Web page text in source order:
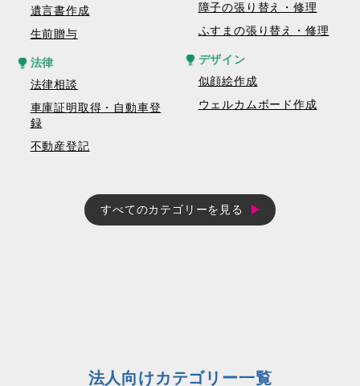
遺言書作成
生前贈与
法律
法律相談
車庫証明取得・自動車登
録
不動産登記
障子の張り替え・修理
ふすまの張り替え・修理
デザイン
似顔絵作成
ウェルカムボード作成
すべてのカテゴリーを見る
法人向けカテゴリー一覧